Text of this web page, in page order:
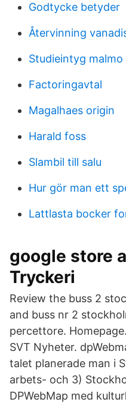
Godtycke betyder
Återvinning
Studieintyg
Factoringavtal
Magalhaes origin
Harald foss
Slambil till salu
Hur gör man ett
Lattlasta bocker
google store
Tryckeri
Review the buss 2
and buss nr 2
percettore.
SVT Nyheter.
talet planerade man i
arbets- och 3)
DPWebMap med